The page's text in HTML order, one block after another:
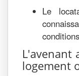
Le
L'avenant
logement